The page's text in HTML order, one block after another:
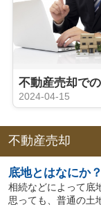
2024-04-15
不動産売却
底地とはなにか
相続などによって底
思っても、普通の土